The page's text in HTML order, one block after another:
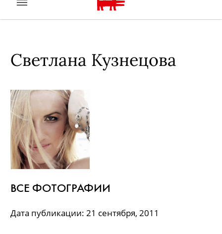
Светлана Кузнецова
ВСЕ ФОТОГРАФИИ
Дата публикации: 21 сентября, 2011